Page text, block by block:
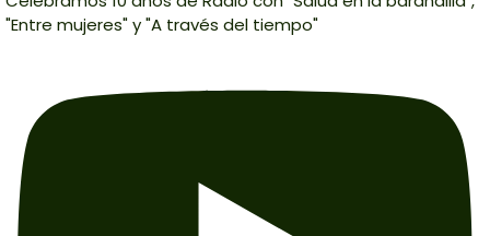
"Entre mujeres" y "A través del tiempo"